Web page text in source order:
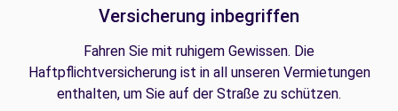
Versicherung inbegriffen
Fahren Sie mit ruhigem Gewissen. Die
Haftpflichtversicherung ist in all unseren Vermietungen
enthalten, um Sie auf der Straße zu schützen.